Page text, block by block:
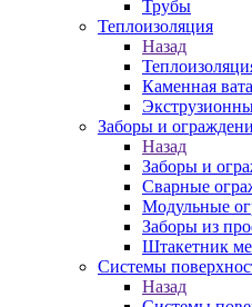
Трубы
Теплоизоляция
Назад
Каменная вата
Заборы и
Назад
Заборы и
Сварные
Модульные
Заборы из
Штакетник
Системы
Назад